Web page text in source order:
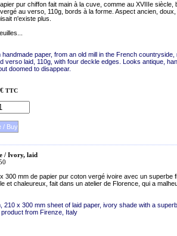
pur chiffon fait main à la cuve, comme au XVIIIe siècle,
au verso, 110g, bords à la forme. Aspect ancien,
n'existe plus.
handmade paper, from an old mill in the French
verso laid, 110g, with four deckle edges. Looks antique,
doomed to disappear.
TTC
/ Ivory, laid
300 mm de papier pur coton vergé ivoire avec un superbe
et chaleureux, fait dans un atelier de Florence, qui a
210 x 300 mm sheet of laid paper, ivory shade with a
from Firenze, Italy